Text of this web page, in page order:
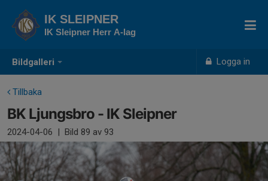
Bildgalleri Logga in
IK SLEIPNER
IK Sleipner Herr A-lag
Tillbaka
BK Ljungsbro - IK Sleipner
2024-04-06 | Bild 89 av 93